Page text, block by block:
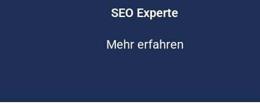
SEO Experte
Mehr erfahren